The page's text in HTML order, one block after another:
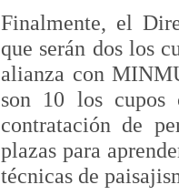
Finalmente, el
que serán dos los
alianza con
son 10 los cupos
contratación de
plazas para
técnicas de